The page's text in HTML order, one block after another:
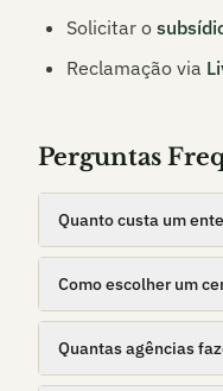
Solicitar o
Reclamação via
Perguntas
Quanto custa um
Como escolher um
Quantas agências